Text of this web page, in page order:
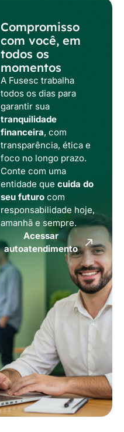
Compromisso
com você, em
todos os
momentos
A Fusesc trabalha
todos os dias para
garantir sua
tranquilidade
financeira, com
transparência, ética e
foco no longo prazo.
Conte com uma
entidade que cuida do
seu futurocom
responsabilidade hoje,
amanhã e sempre.
Acessar
autoatendimento